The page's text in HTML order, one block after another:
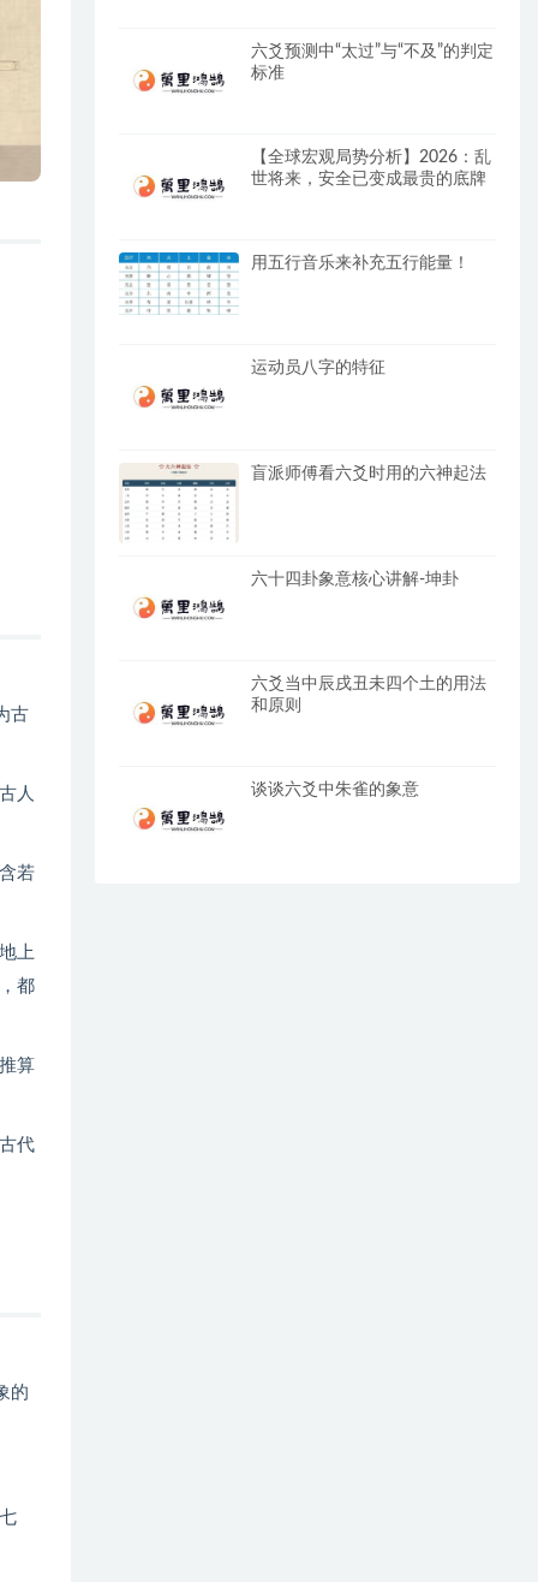
古
人
若
上
都
算
代
的
六爻预测中“太过”与“不及”的判定
标准
【全球宏观局势分析】2026：乱
世将来，安全已变成最贵的底牌
用五行音乐来补充五行能量！
运动员八字的特征
盲派师傅看六爻时用的六神起法
六十四卦象意核心讲解-坤卦
六爻当中辰戌丑未四个土的用法
和原则
谈谈六爻中朱雀的象意